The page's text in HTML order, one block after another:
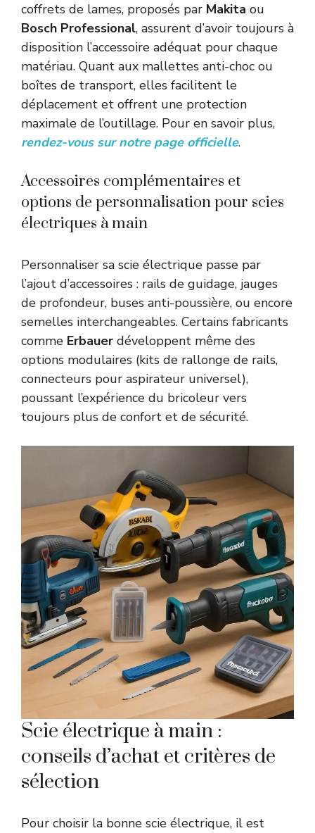
coffrets de lames, proposés par Makita ou
Bosch Professional, assurent d’avoir toujours à
disposition l’accessoire adéquat pour chaque
matériau. Quant aux mallettes anti-choc ou
boîtes de transport, elles facilitent le
déplacement et offrent une protection
maximale de l’outillage. Pour en savoir plus,
rendez-vous sur notre page officielle.
Accessoires complémentaires et
options de personnalisation pour scies
électriques à main
Personnaliser sa scie électrique passe par
l’ajout d’accessoires : rails de guidage, jauges
de profondeur, buses anti-poussière, ou encore
semelles interchangeables. Certains fabricants
comme Erbauer développent même des
options modulaires (kits de rallonge de rails,
connecteurs pour aspirateur universel),
poussant l’expérience du bricoleur vers
toujours plus de confort et de sécurité.
Scie électrique à main :
conseils d’achat et critères de
sélection
Pour choisir la bonne scie électrique, il est